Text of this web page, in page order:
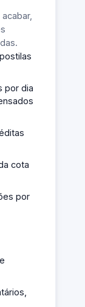
por dia
cota
por